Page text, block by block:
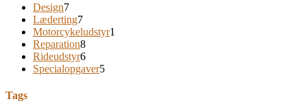
Design7
Læderting7
Motorcykeludstyr1
Reparation8
Rideudstyr6
Specialopgaver5
Tags